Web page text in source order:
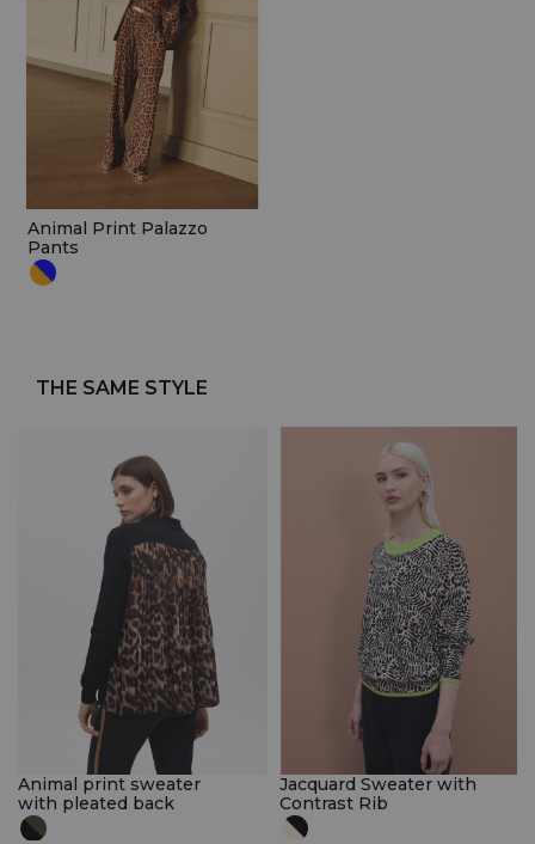
Animal Print Palazzo
Pants
THE SAME STYLE
Animal print sweater
with pleated back
Jacquard Sweater with
Contrast Rib